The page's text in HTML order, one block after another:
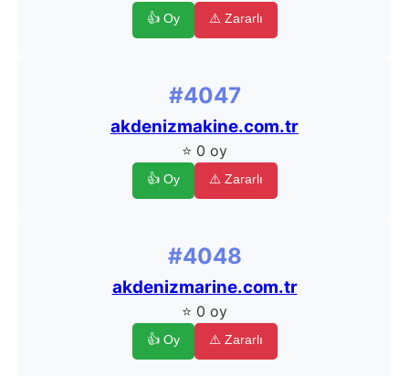
👍 Oy ⚠️ Zararlı
#4047
akdenizmakine.com.tr
⭐ 0 oy
👍 Oy ⚠️ Zararlı
#4048
akdenizmarine.com.tr
⭐ 0 oy
👍 Oy ⚠️ Zararlı